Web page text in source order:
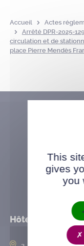
Accueil
Actes
Arrêté DPR-2025-
circulation et de
place Pierre Mendès
Hôtel de ville
This
gives
you